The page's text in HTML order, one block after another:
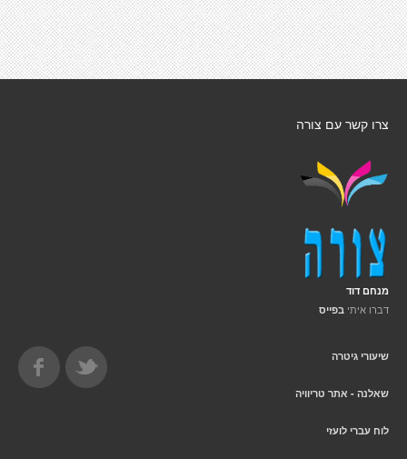
צרו קשר עם צורה
מנחם דוד
דברו איתי בפייס
שיעורי גיטרה
שאלנה - אתר טריוויה
לוח עברי לועזי